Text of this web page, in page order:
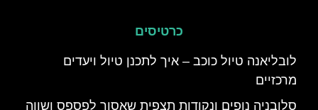
כרטיסים
לובליאנה טיול כוכב – איך לתכנן טיול ויעדים
מרכזיים
סלובניה נופים ונקודות תצפית שאסור לפספס ושווה